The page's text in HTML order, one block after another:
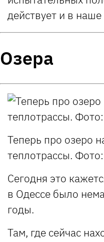
действует и в
Озера
Теперь про озеро
теплотрассы.
Сегодня это
в Одессе было
годы.
Там, где сейчас